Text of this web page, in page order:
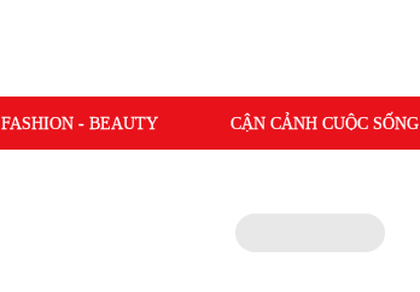
FASHION - BEAUTY CẬN CẢNH CUỘC SỐNG